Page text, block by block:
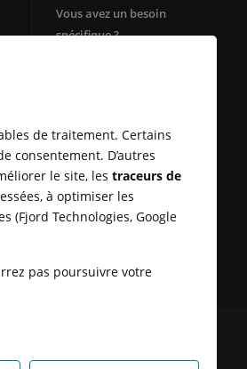
Vous avez un besoin
spécifique ?
E-immobilier
Crédit Sofinco
Square Habitat : Location
logement
HONORAIRES LOCATION
de traitement. Certains
consentement. D’autres
le site, les traceurs de
à optimiser les
(Fjord Technologies, Google
pas poursuivre votre